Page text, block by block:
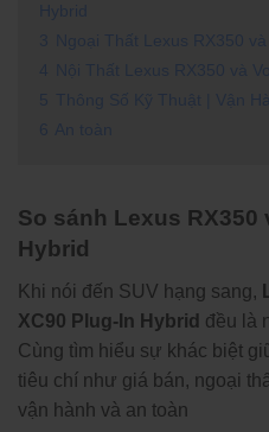
Hybrid
3
Ngoại Thất Lexus RX350
4
Nội Thất Lexus RX350 và
5 Thông Số Kỹ Thuật | Vận
6 An toàn
So sánh Lexus RX350
Hybrid
Khi nói đến SUV hạng sang,
XC90 Plug-In Hybrid đều là
Cùng tìm hiểu sự khác biệt
tiêu chí như giá bán, ngoại
vận hành và an toàn